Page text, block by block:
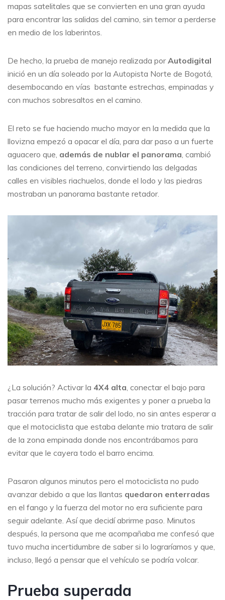
mapas satelitales que se convierten en una gran ayuda
para encontrar las salidas del camino, sin temor a perderse
en medio de los laberintos.
De hecho, la prueba de manejo realizada porAutodigital
inició en un día soleado por la Autopista Norte de Bogotá,
desembocando en vías bastante estrechas, empinadas y
con muchos sobresaltos en el camino.
El reto se fue haciendo mucho mayor en la medida que la
llovizna empezó a opacar el día, para dar paso a un fuerte
aguacero que, además de nublar el panorama , cambió
las condiciones del terreno, convirtiendo las delgadas
calles en visibles riachuelos, donde el lodo y las piedras
mostraban un panorama bastante retador.
¿La solución? Activar la 4X4 alta, conectar el bajo para
pasar terrenos mucho más exigentes y poner a prueba la
tracción para tratar de salir del lodo, no sin antes esperar a
que el motociclista que estaba delante mio tratara de salir
de la zona empinada donde nos encontrábamos para
evitar que le cayera todo el barro encima.
Pasaron algunos minutos pero el motociclista no pudo
avanzar debido a que las llantas quedaron enterradas
en el fango y la fuerza del motor no era suficiente para
seguir adelante. Así que decidí abrirme paso. Minutos
después, la persona que me acompañaba me confesó que
tuvo mucha incertidumbre de saber si lo lograríamos y que,
incluso, llegó a pensar que el vehículo se podría volcar.
Prueba superada